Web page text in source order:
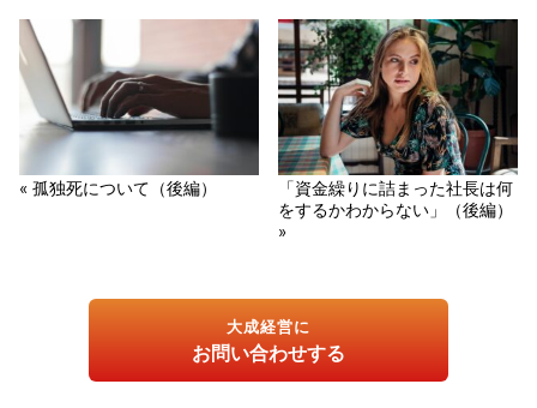
« 孤独死について（後編）
「資金繰りに詰まった社長は何
をするかわからない」（後編）
»
大成経営に
お問い合わせする